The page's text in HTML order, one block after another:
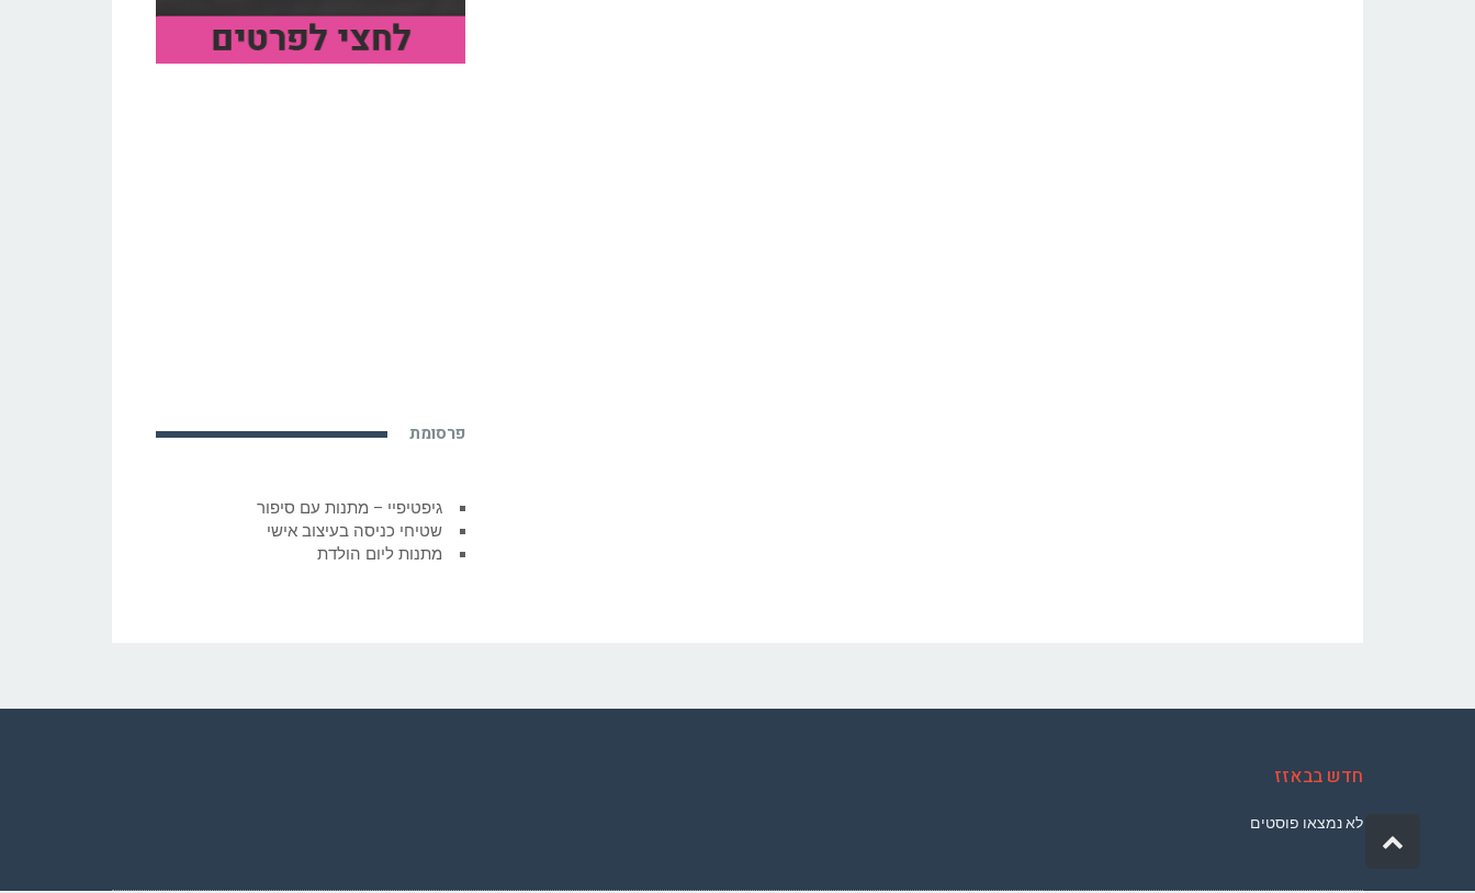
פרסומת
גיפטיפיי – מתנות עם סיפור
שטיחי כניסה בעיצוב אישי
מתנות ליום הולדת
חדש בבאזז
לא נמצאו פוסטים
העמוד